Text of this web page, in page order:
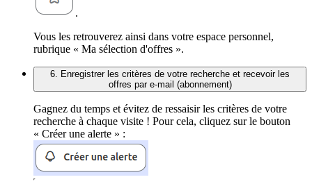
.
Vous les retrouverez ainsi dans votre espace personnel,
rubrique « Ma sélection d'offres ».
6. Enregistrer les critères de votre recherche et recevoir les
offres par e-mail (abonnement)
Gagnez du temps et évitez de ressaisir les critères de votre
recherche à chaque visite ! Pour cela, cliquez sur le bouton
« Créer une alerte » :